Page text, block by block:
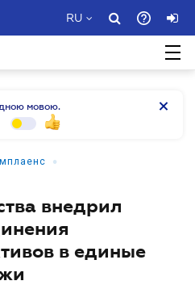
RU
мовою.
•
внедрил
в единые